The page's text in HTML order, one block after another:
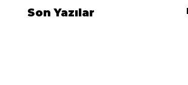
Son Yazılar